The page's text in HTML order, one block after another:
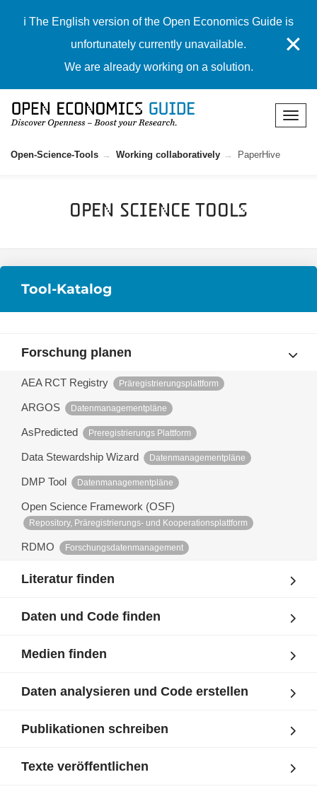
ℹ️ The English version of the Open Economics Guide is
unfortunately currently unavailable.
We are already working on a solution.
✕
Open-Science-Tools Working collaboratively PaperHive
Open Science Tools
Tool-Katalog
Forschung planen
AEA RCT Registry Präregistrierungsplattform
ARGOS Datenmanagementpläne
AsPredicted Preregistrierungs Plattform
Data Stewardship Wizard Datenmanagementpläne
DMP Tool Datenmanagementpläne
Open Science Framework (OSF)
Repository, Präregistrierungs- und Kooperationsplattform
RDMO Forschungsdatenmanagement
Literatur finden
Daten und Code finden
Medien finden
Daten analysieren und Code erstellen
Publikationen schreiben
Texte veröffentlichen